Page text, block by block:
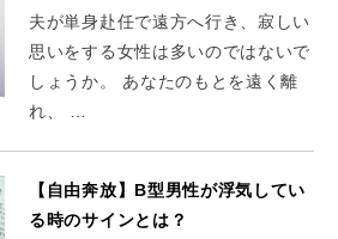
夫が単身赴任で遠方へ行き、寂しい
思いをする女性は多いのではないで
しょうか。 あなたのもとを遠く離
れ、 …
【自由奔放】B型男性が浮気してい
る時のサインとは？